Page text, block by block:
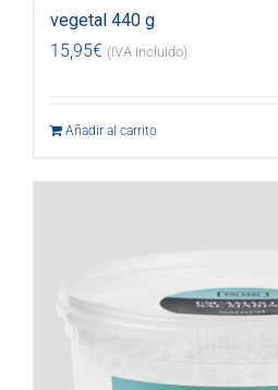
vegetal 440 g
15,95€ (IVA incluido)
Añadir al carrito